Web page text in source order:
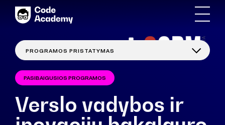
PASIBAIGUSIOS PROGRAMOS
Verslo vadybos ir